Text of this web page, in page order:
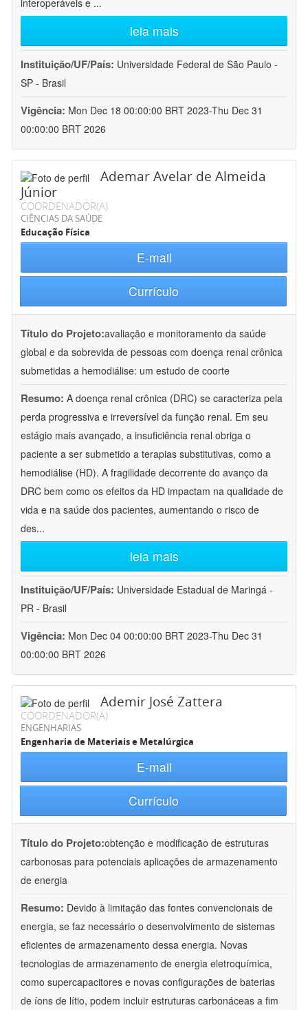
interoperáveis e ...
leia mais
Instituição/UF/País: Universidade Federal de São Paulo -
SP - Brasil
Vigência: Mon Dec 18 00:00:00 BRT 2023-Thu Dec 31
00:00:00 BRT 2026
Ademar Avelar de Almeida
Júnior
COORDENADOR(A)
CIÊNCIAS DA SAÚDE
Educação Física
E-mail
Currículo
Título do Projeto:avaliação e monitoramento da saúde
global e da sobrevida de pessoas com doença renal crônica
submetidas a hemodiálise: um estudo de coorte
Resumo: A doença renal crônica (DRC) se caracteriza pela
perda progressiva e irreversível da função renal. Em seu
estágio mais avançado, a insuficiência renal obriga o
paciente a ser submetido a terapias substitutivas, como a
hemodiálise (HD). A fragilidade decorrente do avanço da
DRC bem como os efeitos da HD impactam na qualidade de
vida e na saúde dos pacientes, aumentando o risco de
des...
leia mais
Instituição/UF/País: Universidade Estadual de Maringá -
PR - Brasil
Vigência: Mon Dec 04 00:00:00 BRT 2023-Thu Dec 31
00:00:00 BRT 2026
Ademir José Zattera
COORDENADOR(A)
ENGENHARIAS
Engenharia de Materiais e Metalúrgica
E-mail
Currículo
Título do Projeto:obtenção e modificação de estruturas
carbonosas para potenciais aplicações de armazenamento
de energia
Resumo: Devido à limitação das fontes convencionais de
energia, se faz necessário o desenvolvimento de sistemas
eficientes de armazenamento dessa energia. Novas
tecnologias de armazenamento de energia eletroquímica,
como supercapacitores e novas configurações de baterias
de íons de lítio, podem incluir estruturas carbonáceas a fim